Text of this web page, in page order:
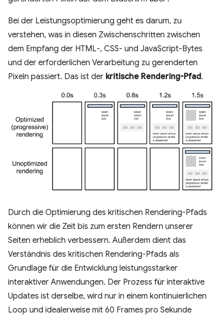
Bei der Leistungsoptimierung geht es darum, zu
verstehen, was in diesen Zwischenschritten zwischen
dem Empfang der HTML-, CSS- und JavaScript-Bytes
und der erforderlichen Verarbeitung zu gerenderten
Pixeln passiert. Das ist der kritische Rendering-Pfad.
Durch die Optimierung des kritischen Rendering-Pfads
können wir die Zeit bis zum ersten Rendern unserer
Seiten erheblich verbessern. Außerdem dient das
Verständnis des kritischen Rendering-Pfads als
Grundlage für die Entwicklung leistungsstarker
interaktiver Anwendungen. Der Prozess für interaktive
Updates ist derselbe, wird nur in einem kontinuierlichen
Loop und idealerweise mit 60 Frames pro Sekunde